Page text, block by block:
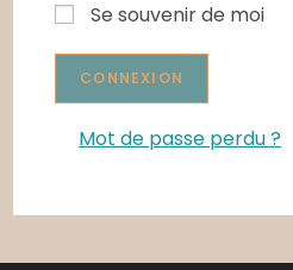
Se souvenir de moi
Mot de passe perdu ?